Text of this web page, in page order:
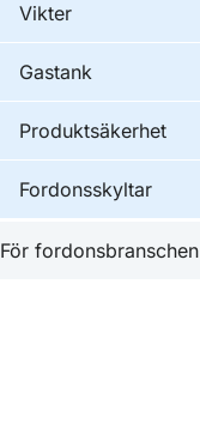
Vikter
Gastank
Produktsäkerhet
Fordonsskyltar
För fordonsbranschen